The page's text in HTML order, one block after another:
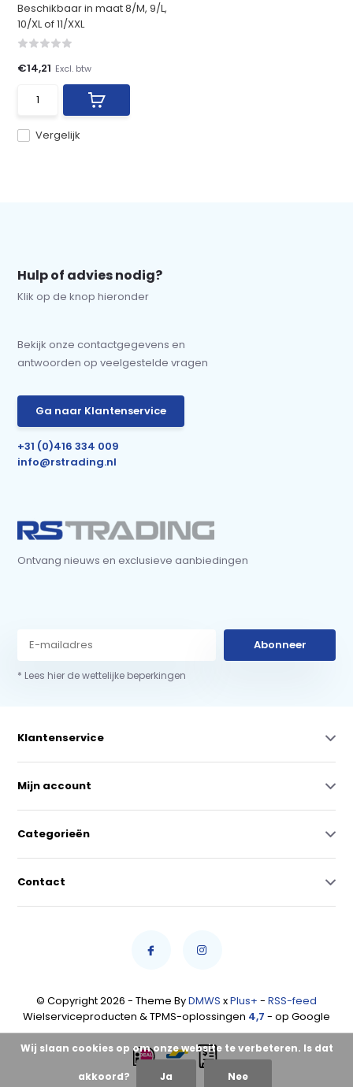
Beschikbaar in maat 8/M, 9/L,
10/XL of 11/XXL
Vergelijk
€14,21 Excl. btw
Hulp of advies nodig?
Klik op de knop hieronder
Bekijk onze contactgegevens en
antwoorden op veelgestelde vragen
Ga naar Klantenservice
+31 (0)416 334 009
info@rstrading.nl
Ontvang nieuws en exclusieve aanbiedingen
Abonneer
* Lees hier de wettelijke beperkingen
Klantenservice
Mijn account
Categorieën
Contact
© Copyright 2026 - Theme ByDMWS xPlus+ - RSS-feed
Wielserviceproducten & TPMS-oplossingen 4,7 - op Google
Wij slaan cookies op om onze website te verbeteren. Is dat
akkoord? Ja Nee